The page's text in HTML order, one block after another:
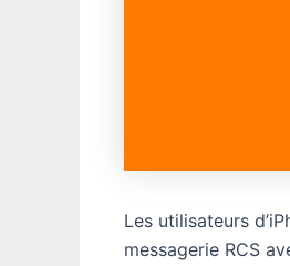
Les utilisateurs
messagerie RCS